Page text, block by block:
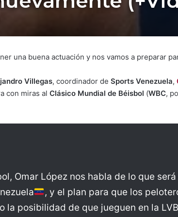
una buena actuación y nos vamos a preparar
Villegas, coordinador de Sports Venezuela,
con miras al Clásico Mundial de Béisbol (WBC,
Omar López nos habla de lo que
, y el plan para que los
posibilidad de que jueguen en la